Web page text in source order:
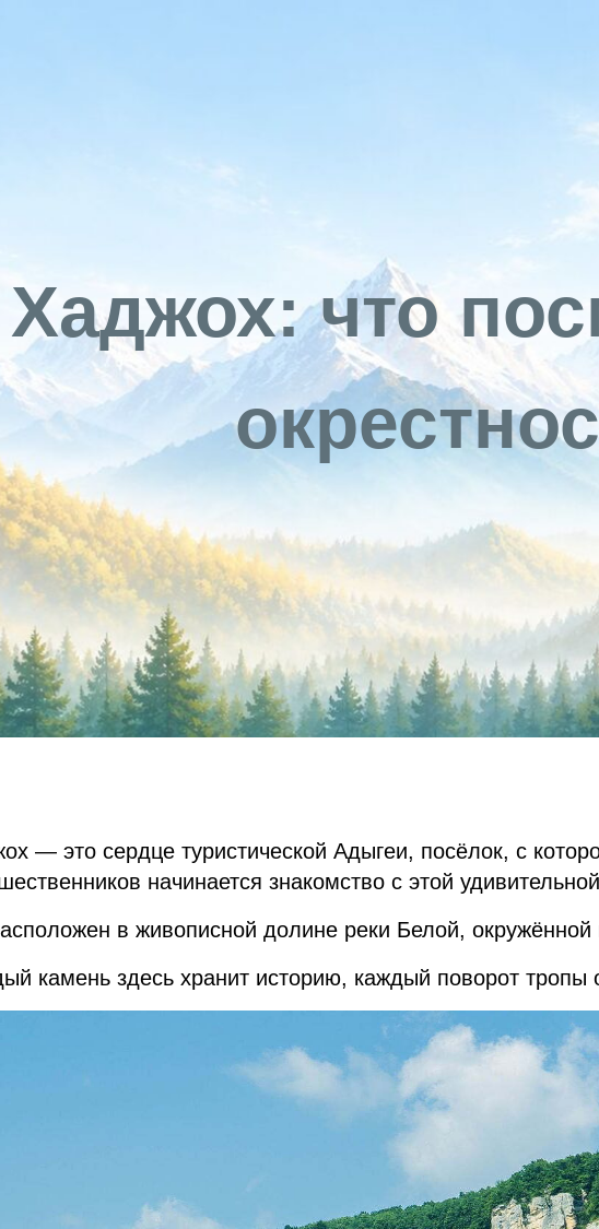
Хаджох: что
— это сердце туристической Адыгеи, посёлок, с
начинается знакомство с этой
в живописной долине реки Белой,
камень здесь хранит историю, каждый поворот тропы